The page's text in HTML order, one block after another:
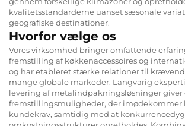
kvalitetsstandarderne uanset sæsonale
geografiske destinationer.
Hvorfor vælge os
Vores virksomhed bringer omfattende
fremstilling af køkkenaccessoires og
og har etableret stærke relationer til
mange globale markeder. Langvarig
levering af metalindpakningsløsninger
fremstillingsmuligheder, der imødekommer
kundekrav, samtidig med at